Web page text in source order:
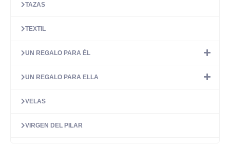
TAZAS
TEXTIL
UN REGALO PARA ÉL
UN REGALO PARA ELLA
VELAS
VIRGEN DEL PILAR